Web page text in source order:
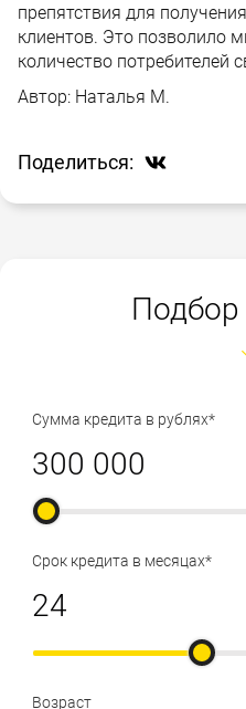
препятствия для
клиентов. Это позволило
количество потребителей
Автор: Наталья М.
Поделиться:
Подбор
Сумма кредита в рублях*
Срок кредита в месяцах*
Возраст